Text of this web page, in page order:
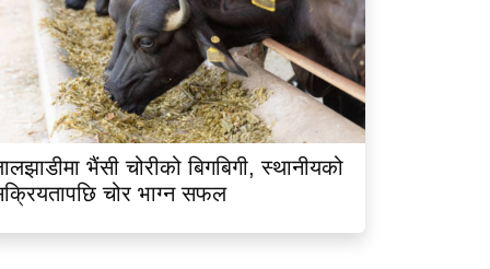
भैंसी चोरीको बिगबिगी, स्थानीयको
चोर भाग्न सफल